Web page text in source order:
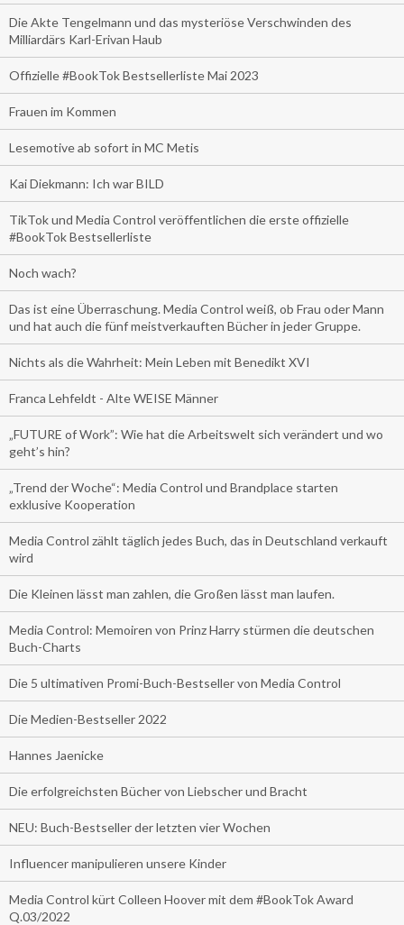
Die Akte Tengelmann und das mysteriöse Verschwinden des
Milliardärs Karl-Erivan Haub
Offizielle #BookTok Bestsellerliste Mai 2023
Frauen im Kommen
Lesemotive ab sofort in MC Metis
Kai Diekmann: Ich war BILD
TikTok und Media Control veröffentlichen die erste offizielle
#BookTok Bestsellerliste
Noch wach?
Das ist eine Überraschung. Media Control weiß, ob Frau oder Mann
und hat auch die fünf meistverkauften Bücher in jeder Gruppe.
Nichts als die Wahrheit: Mein Leben mit Benedikt XVI
Franca Lehfeldt - Alte WEISE Männer
„FUTURE of Work”: Wie hat die Arbeitswelt sich verändert und wo
geht’s hin?
„Trend der Woche“: Media Control und Brandplace starten
exklusive Kooperation
Media Control zählt täglich jedes Buch, das in Deutschland verkauft
wird
Die Kleinen lässt man zahlen, die Großen lässt man laufen.
Media Control: Memoiren von Prinz Harry stürmen die deutschen
Buch-Charts
Die 5 ultimativen Promi-Buch-Bestseller von Media Control
Die Medien-Bestseller 2022
Hannes Jaenicke
Die erfolgreichsten Bücher von Liebscher und Bracht
NEU: Buch-Bestseller der letzten vier Wochen
Influencer manipulieren unsere Kinder
Media Control kürt Colleen Hoover mit dem #BookTok Award
Q.03/2022